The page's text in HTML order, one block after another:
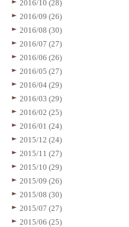
2016/10 (28)
2016/09 (26)
2016/08 (30)
2016/07 (27)
2016/06 (26)
2016/05 (27)
2016/04 (29)
2016/03 (29)
2016/02 (25)
2016/01 (24)
2015/12 (24)
2015/11 (27)
2015/10 (29)
2015/09 (26)
2015/08 (30)
2015/07 (27)
2015/06 (25)